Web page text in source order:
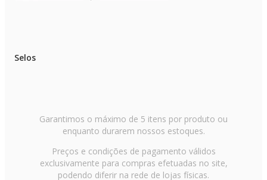
Selos
Garantimos o máximo de 5 itens por produto ou
enquanto durarem nossos estoques.
Preços e condições de pagamento válidos
exclusivamente para compras efetuadas no site,
podendo diferir na rede de lojas físicas.